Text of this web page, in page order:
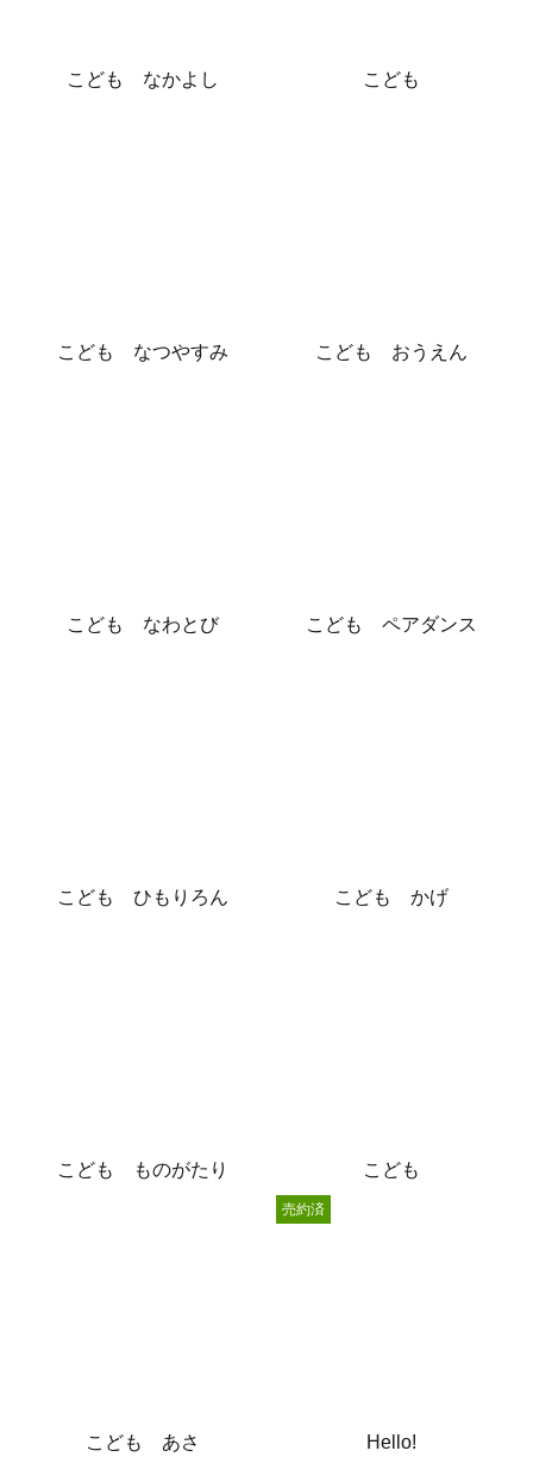
こども なかよし こども
こども なつやすみ こども おうえん
こども なわとび こども ペアダンス
こども ひもりろん こども かげ
こども ものがたり こども
こども あさ Hello!
売約済